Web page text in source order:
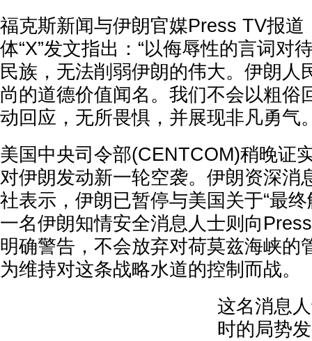
福克斯新闻与伊朗官媒Press TV报道
体“X”发文指出：“以侮辱性的言词对
民族，无法削弱伊朗的伟大。伊朗人
尚的道德价值闻名。我们不会以粗俗
动回应，无所畏惧，并展现非凡勇气
美国中央司令部(CENTCOM)稍晚证
对伊朗发动新一轮空袭。伊朗资深消
社表示，伊朗已暂停与美国关于“最
一名伊朗知情安全消息人士则向
明确警告，不会放弃对荷莫兹海峡的
为维持对这条战略水道的控制而战。
这名消息
时的局势